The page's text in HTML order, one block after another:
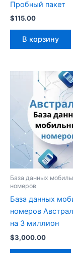
Пробный пакет
$115.00
В корзину
База данных
номеров
База данных
номеров
на 3 миллион
$3,000.00